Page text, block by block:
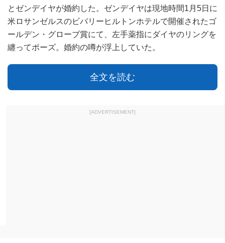
とゼンデイヤが婚約した。ゼンデイヤは現地時間1月5日に
米ロサンゼルスのビバリーヒルトンホテルで開催されたゴ
ールデン・グローブ賞にて、左手薬指にダイヤのリングを
纏ってポーズ。婚約の噂が浮上していた。
全文を読む
[ADVERTISEMENT]